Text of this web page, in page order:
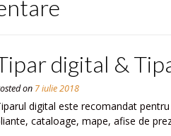
digital &
on 7 iulie 2018
digital este recomandat
cataloage, mape, afise de